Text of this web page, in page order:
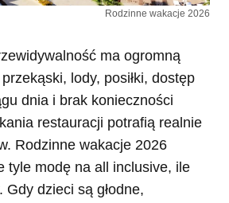
Rodzinne wakacje 2026
ma ogromną
lody, posiłki, dostęp
dnia i brak konieczności
restauracji potrafią realnie
Rodzinne wakacje 2026
tyle modę na all inclusive, ile
Gdy dzieci są głodne,